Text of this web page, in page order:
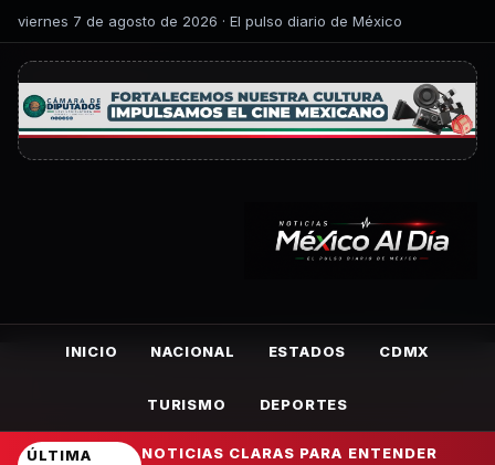
viernes 7 de agosto de 2026 · El pulso diario de México
INICIO NACIONAL ESTADOS CDMX
TURISMO DEPORTES
ÚLTIMA
NOTICIAS CLARAS PARA ENTENDER